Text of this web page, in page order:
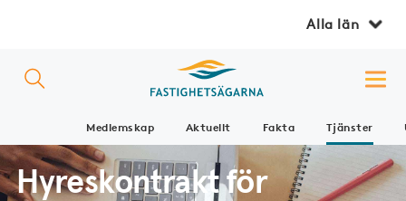
Alla län
Medlemskap Aktuellt Fakta Tjänster
Hyreskontrakt för